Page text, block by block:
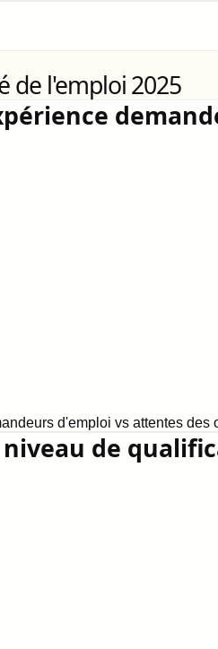
de l'emploi 2025
d'emploi vs attentes des
de